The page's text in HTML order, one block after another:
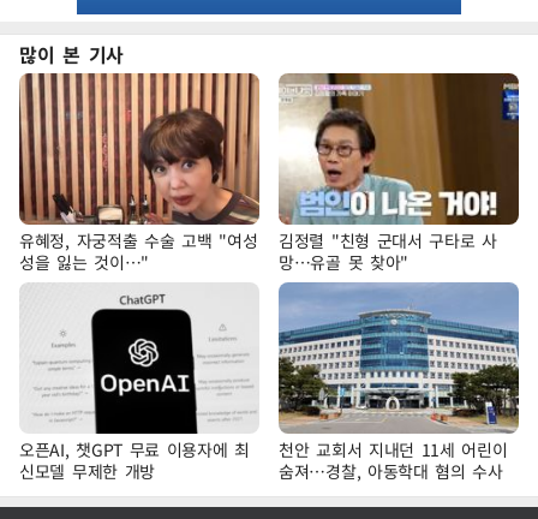
많이 본 기사
유혜정, 자궁적출 수술 고백 "여성
성을 잃는 것이…"
김정렬 "친형 군대서 구타로 사
망…유골 못 찾아"
오픈AI, 챗GPT 무료 이용자에 최
신모델 무제한 개방
천안 교회서 지내던 11세 어린이
숨져…경찰, 아동학대 혐의 수사